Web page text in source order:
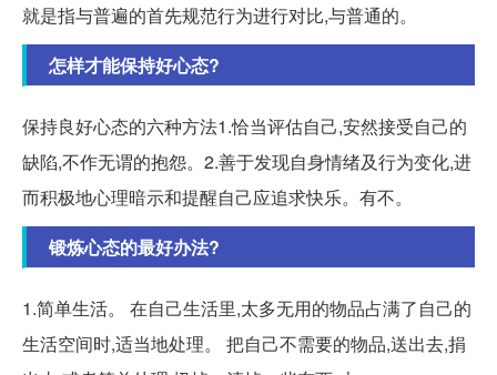
就是指与普遍的首先规范行为进行对比,与普通的。
怎样才能保持好心态?
保持良好心态的六种方法1.恰当评估自己,安然接受自己的
缺陷,不作无谓的抱怨。2.善于发现自身情绪及行为变化,进
而积极地心理暗示和提醒自己应追求快乐。有不。
锻炼心态的最好办法?
1.简单生活。 在自己生活里,太多无用的物品占满了自己的
生活空间时,适当地处理。 把自己不需要的物品,送出去,捐